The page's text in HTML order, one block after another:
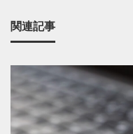
関連記事